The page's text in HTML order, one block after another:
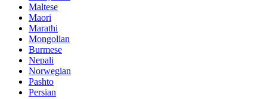
Maltese
Maori
Marathi
Mongolian
Burmese
Nepali
Norwegian
Pashto
Persian